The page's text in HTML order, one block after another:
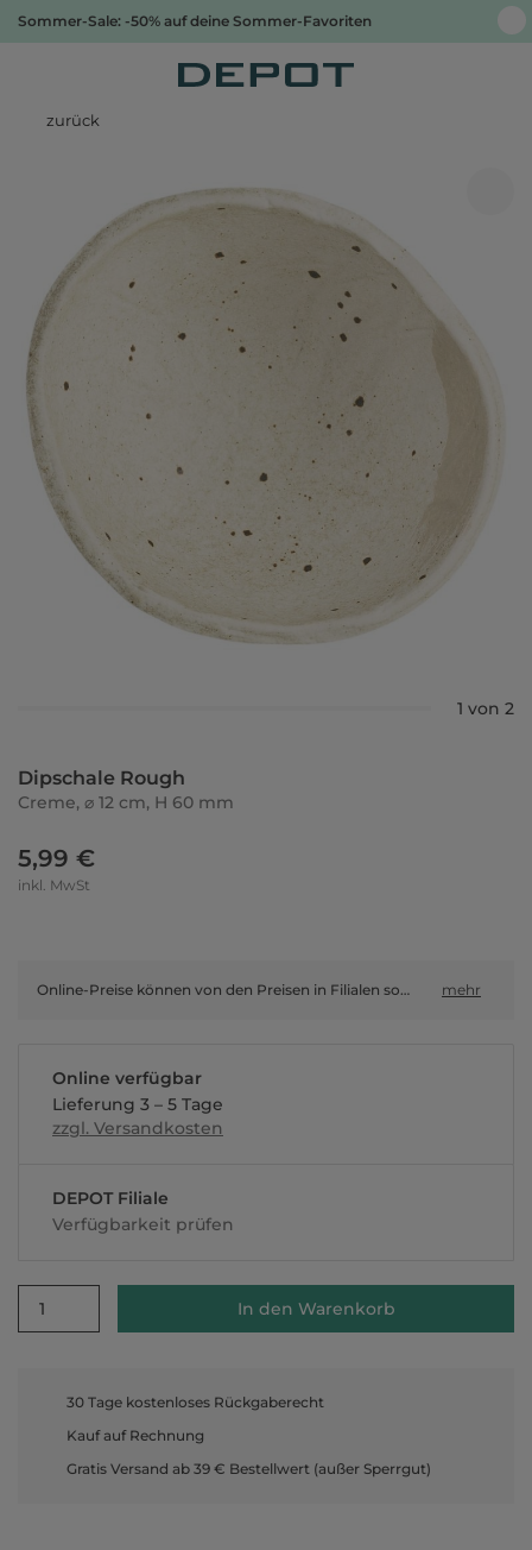
Sommer-Sale: -50% auf deine Sommer-Favoriten
zurück
1 von 2
Dipschale Rough
Creme, ⌀ 12 cm, H 60 mm
5,99 €
inkl. MwSt
Online-Preise können von den Preisen in Filialen sowie Shop-in-Shop-Flächen abweichen. mehr
Online verfügbar
Lieferung 3 – 5 Tage
zzgl. Versandkosten
DEPOT Filiale
Verfügbarkeit prüfen
1 In den Warenkorb
30 Tage kostenloses Rückgaberecht
Kauf auf Rechnung
Gratis Versand ab 39 € Bestellwert (außer Sperrgut)